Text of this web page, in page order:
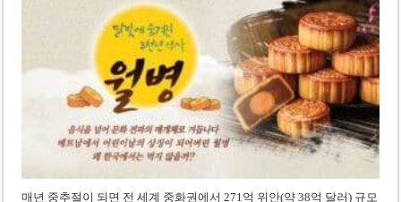
케펠, 투티엠 엠파이어시티 지분 전량 2억7000만 달러에 매각
베트남 MB은행, 2026년 수익 목표 자신…부동산 대출 비율 13% 고수
베트남주식 HAT, 15년 연속 현금 배당…주당 3,000동 지급
‘1,000억 달러 남북고속철 투자’ 호언장담 메콜로르 회장 체포
베트남 세무당국, 납세자 정보 공개 기준·절차 명확화
매년 중추절이 되면 전 세계 중화권에서 271억 위안(약 38억 달러) 규모